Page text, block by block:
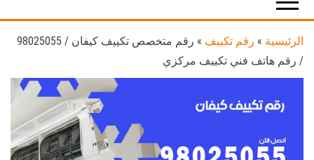
الرئيسية » رقم تكييف »
رقم متخصص تكييف كيفان / 98025055
/ رقم هاتف فني تكييف مركزي